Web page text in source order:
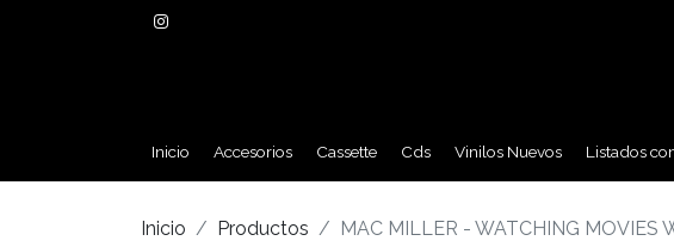
Inicio Accesorios Cassette Cds Vinilos Nuevos Listados
Inicio Productos MAC MILLER - WATCHING MOVIES